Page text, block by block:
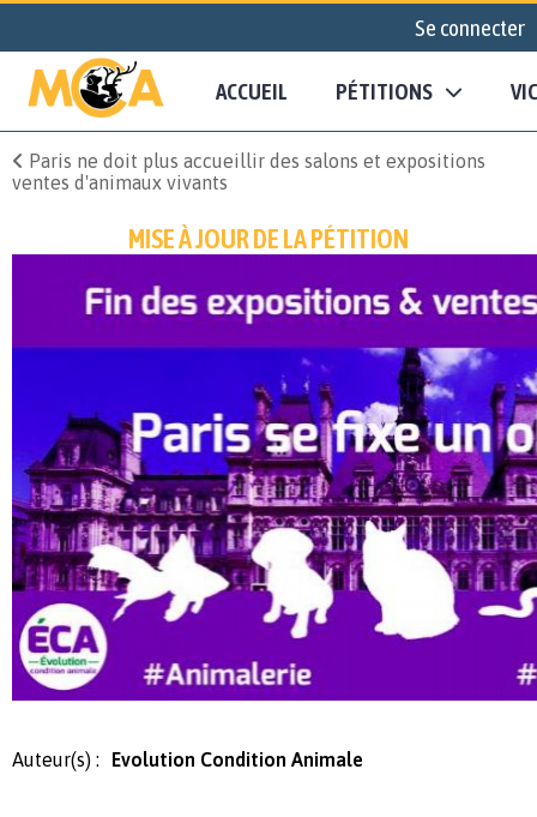
Se connecter
ACCUEIL PÉTITIONS
Paris ne doit plus accueillir des salons et expositions
ventes d'animaux vivants
MISE À JOUR DE LA PÉTITION
Auteur(s) : Evolution Condition Animale